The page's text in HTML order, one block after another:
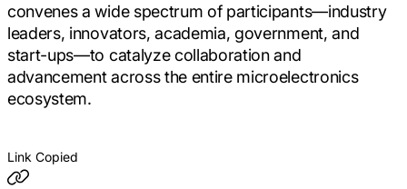
convenes a wide spectrum of participants—industry
leaders, innovators, academia, government, and
start-ups—to catalyze collaboration and
advancement across the entire microelectronics
ecosystem.
Link Copied